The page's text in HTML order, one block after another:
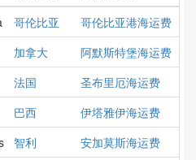
哥伦比亚
哥伦比亚港海运费
加拿大
阿默斯特堡海运费
法国
圣布里厄海运费
巴西
伊塔雅伊海运费
智利
安加莫斯海运费